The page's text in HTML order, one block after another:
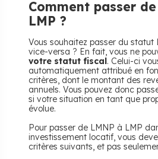
Comment passer
LMP ?
Vous souhaitez passer du statut
vice-versa ? En fait, vous ne
votre statut fiscal. Celui-ci
automatiquement attribué en
critères, dont le montant des
annuels. Vous pouvez donc
si votre situation en tant que
évolue.
Pour passer de LMNP à LMP
investissement locatif, vous
critères suivants, et pas